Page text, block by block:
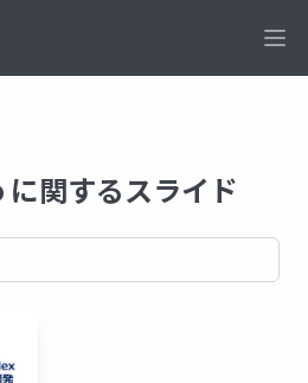
関するスライド